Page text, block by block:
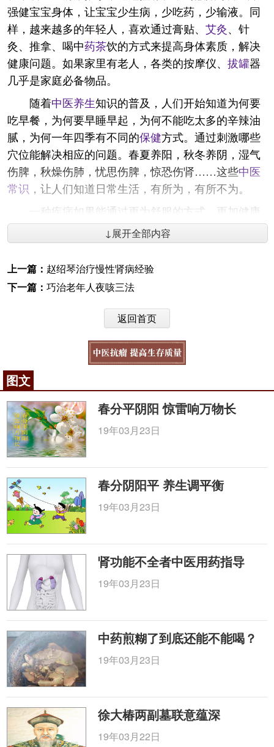
强健宝宝身体，让宝宝少生病，少吃药，少输液。同
样，越来越多的年轻人，喜欢通过膏贴、 艾灸、针
灸、推拿、喝中药茶饮的方式来提高身体素质，解决
健康问题。如果家里有老人，各类的按摩仪、 拔罐器
几乎是家庭必备物品。
随着中医养生知识的普及，人们开始知道为何要
吃早餐，为何要早睡早起，为何不能吃太多的辛辣油
腻，为何一年四季有不同的保健方式。通过刺激哪些
穴位能解决相应的问题。春夏养阳，秋冬养阴，湿气
伤脾，秋燥伤肺，忧思伤脾，惊恐伤肾……这些中医
常识 ，让人们知道日常生活，有所为，有所不为。
一种疾病如果能通过更为舒服的方式，更加健康
的方式解决，那这种方法的使用者肯定是最多的。能
通过不用药或者少用药，能通过对人体表面的刺激达
到祛病养生的目的，不难理解为什么中药外用在日常
生活中有如此高的普及率，原因很简单，就是简单有
效，绿色安全。通过一个例子，可以非常明晰的说明
这个问题。临床上比较常见的妇科
卵巢囊肿、乳腺增生，在西医体系里，这属于三种不
同的疾病，在治疗上，除了服用激素类药物，一般都
会建议手术切除，但手术过程不仅痛苦，而且复发率
极高，同时很多并发症并没有随着
切除而随之消失。但是在中医看来，这三种疾病其实
是一类疾病，发病的原因可以概括为饮食不节、情志
不抒、脏腑失调、气滞血瘀痰凝，在治疗调理的时
候，需要辨证施治，调理涉及的脏腑范围广阔，用药
的重点因人而异，在不危及生命的情况下，中医更喜
欢用外用的膏贴、针灸、艾灸，配合内服汤剂进行综
合调理，同时会对患者的饮食作息和情绪状态做严格
的要求。
没有对比就没有伤害，我们经常看到一些患者为
了治病，不仅需要忍受手术的痛苦，而且还需要长期
服药从而导致肝肾肠胃负担的加重。因此，在中医复
兴的道路上，把中药外用作为一个切入点非常具备可
行性。
中药外用可作为慢性病首选调理方法
《理瀹骈文》：“外治之理即内治之理，外治之药
即内治之药，所异者法耳”。中医治病的顺序是一砭二
针三灸四汤药，就是根据病气在人体的深入程度而采
取相应的治疗手段。砭、针、灸、汤药四种方式解决
病痛也是由浅入深的，病在体表可以采取砭法（砭法
主要包括刮痧和拔罐）；病如果在肌肉，可以采取针
↓展开全部内容
上一篇： 赵绍琴治疗慢性肾病经验
下一篇： 巧治老年人夜咳三法
返回首页
图文
春分平阴阳 惊雷响万物长
19年03月23日
春分阴阳平 养生调平衡
19年03月23日
肾功能不全者中医用药指导
19年03月23日
中药煎糊了到底还能不能喝？
19年03月23日
徐大椿两副墓联意蕴深
19年03月22日